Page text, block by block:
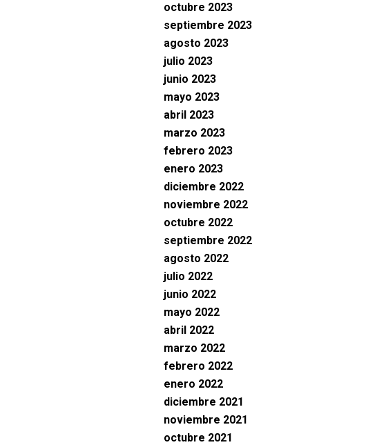
octubre 2023
septiembre 2023
agosto 2023
julio 2023
junio 2023
mayo 2023
abril 2023
marzo 2023
febrero 2023
enero 2023
diciembre 2022
noviembre 2022
octubre 2022
septiembre 2022
agosto 2022
julio 2022
junio 2022
mayo 2022
abril 2022
marzo 2022
febrero 2022
enero 2022
diciembre 2021
noviembre 2021
octubre 2021